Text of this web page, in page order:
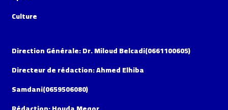
Culture
Direction Générale: Dr. Miloud Belcadi(0661100605)
Directeur de rédaction: Ahmed Elhiba
Samdani(0659506080)